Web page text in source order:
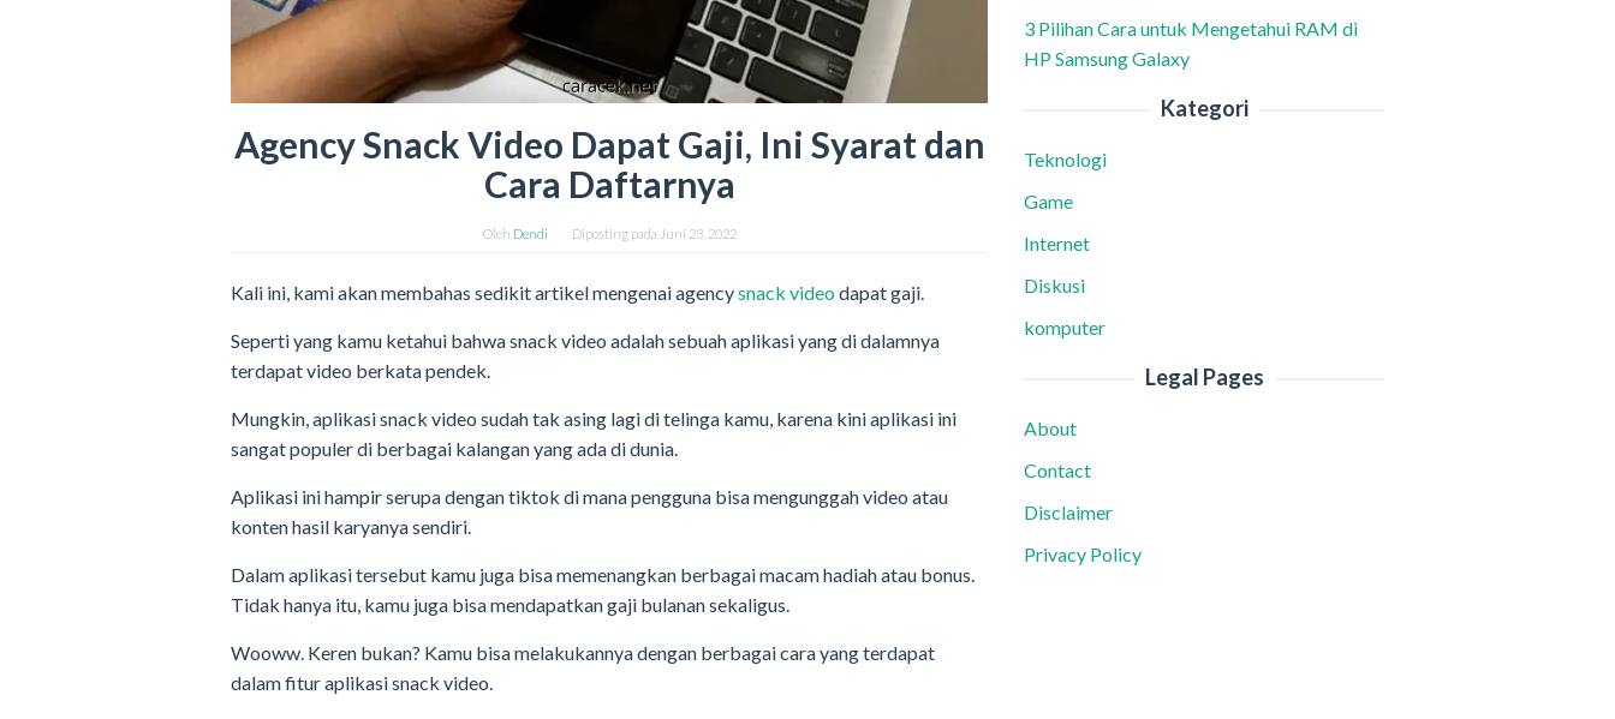
Agency Snack Video Dapat Gaji, Ini Syarat dan
Cara Daftarnya
Oleh Dendi Diposting pada Juni 23, 2022
Kali ini, kami akan membahas sedikit artikel mengenai agencysnack video dapat gaji.
Seperti yang kamu ketahui bahwa snack video adalah sebuah aplikasi yang di dalamnya
terdapat video berkata pendek.
Mungkin, aplikasi snack video sudah tak asing lagi di telinga kamu, karena kini aplikasi ini
sangat populer di berbagai kalangan yang ada di dunia.
Aplikasi ini hampir serupa dengan tiktok di mana pengguna bisa mengunggah video atau
konten hasil karyanya sendiri.
Dalam aplikasi tersebut kamu juga bisa memenangkan berbagai macam hadiah atau bonus.
Tidak hanya itu, kamu juga bisa mendapatkan gaji bulanan sekaligus.
Wooww. Keren bukan? Kamu bisa melakukannya dengan berbagai cara yang terdapat
dalam fitur aplikasi snack video.
3 Pilihan Cara untuk Mengetahui RAM di
HP Samsung Galaxy
Kategori
Teknologi
Game
Internet
Diskusi
komputer
Legal Pages
About
Contact
Disclaimer
Privacy Policy